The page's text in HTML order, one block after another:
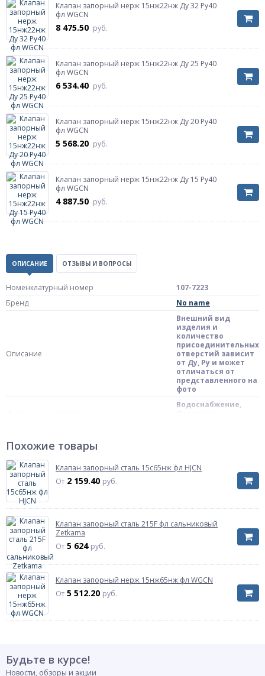
Клапан запорный нерж 15нж22нж Ду 32 Ру40
фл WGCN
8 475.50 руб.
Клапан запорный нерж 15нж22нж Ду 25 Ру40
фл WGCN
6 534.40 руб.
Клапан запорный нерж 15нж22нж Ду 20 Ру40
фл WGCN
5 568.20 руб.
Клапан запорный нерж 15нж22нж Ду 15 Ру40
фл WGCN
4 887.50 руб.
ОПИСАНИЕ ОТЗЫВЫ И ВОПРОСЫ
Номенклатурный номер
107-7223
Бренд
No name
Описание
Внешний вид
изделия и
количество
присоединительных
отверстий зависит
от Ду, Pу и может
отличаться от
представленного на
фото
Водоснабжение,
Тип
Характеризует тип запорного органа
арматуры.
Материал
Материал
Характеризует материал из которого
Модель
Рабочая среда
Рабочая среда
Характеризует возможность установки на
рабочую среду, движение которой может
перекрывать данная арматура и при этом
будет обеспечена требуемая герметичность
и срок эксплуатации.
неагрессивные
установке
Похожие товары
Клапан запорный сталь 15с65нж фл HJCN
От 2 159.40 руб.
Клапан запорный сталь 215F фл сальниковый
Zetkama
От 5 624 руб.
Клапан запорный нерж 15нж65нж фл WGCN
От 5 512.20 руб.
Будьте в курсе!
Новости, обзоры и акции